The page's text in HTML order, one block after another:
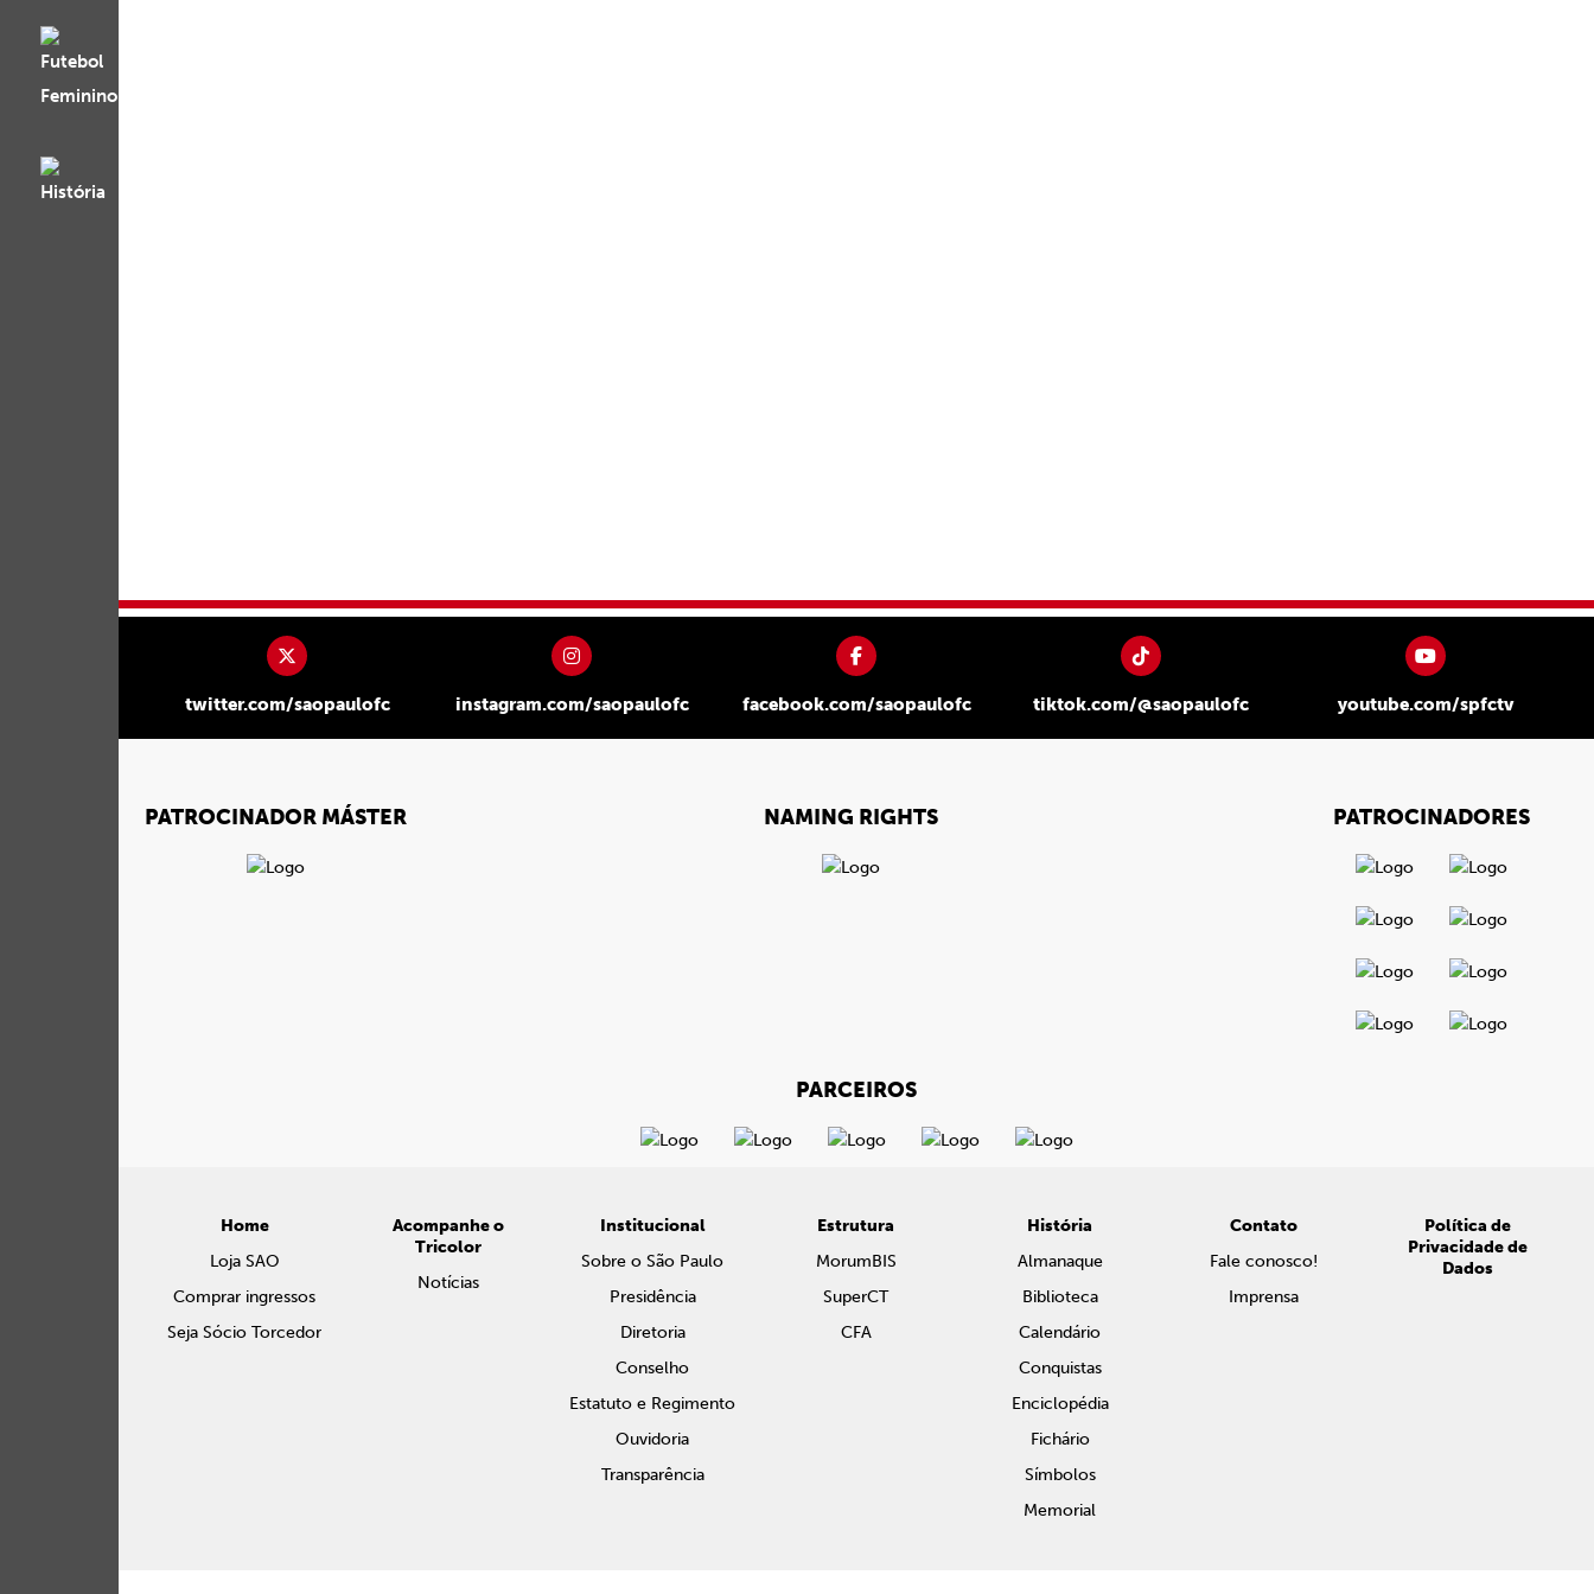
twitter.com/saopaulofc instagram.com/saopaulofc facebook.com/saopaulofc tiktok.com/@saopaulofc youtube.com/spfctv
PATROCINADOR MÁSTER NAMING RIGHTS PATROCINADORES
PARCEIROS
Home
Loja SAO
Comprar ingressos
Seja Sócio Torcedor
Acompanhe o
Tricolor
Notícias
Institucional
Sobre o São Paulo
Presidência
Diretoria
Conselho
Estatuto e Regimento
Ouvidoria
Transparência
Estrutura
MorumBIS
SuperCT
CFA
História
Almanaque
Biblioteca
Calendário
Conquistas
Enciclopédia
Fichário
Símbolos
Memorial
Contato
Fale conosco!
Imprensa
Política de
Privacidade de
Dados